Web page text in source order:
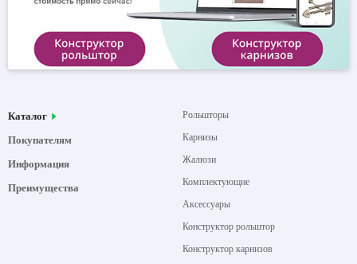
Каталог
Покупателям
Информация
Преимущества
Рольшторы
Карнизы
Жалюзи
Комплектующие
Аксессуары
Конструктор рольштор
Конструктор карнизов